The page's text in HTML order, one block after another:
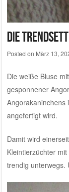
Die
Posted on März 13,
Die weiße Bluse
gesponnener
Angorakaninchens
angefertigt wird.
Damit wird
Kleintierzüchter
trendig unterwegs.